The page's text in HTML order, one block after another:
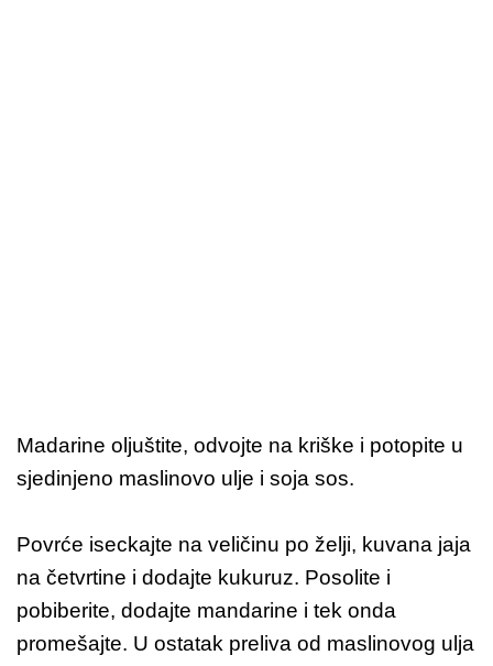
Madarine oljuštite, odvojte na kriške i potopite u
sjedinjeno maslinovo ulje i soja sos.
Povrće iseckajte na veličinu po želji, kuvana jaja
na četvrtine i dodajte kukuruz. Posolite i
pobiberite, dodajte mandarine i tek onda
promešajte. U ostatak preliva od maslinovog ulja